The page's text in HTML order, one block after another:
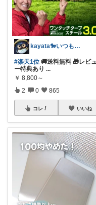
kayata🐎いつもありがとう😊
#楽天1位 🚚送料無料 🎁レビュ
ー特典あり ...
￥ 8,800～
2 0 865
コレ いいね